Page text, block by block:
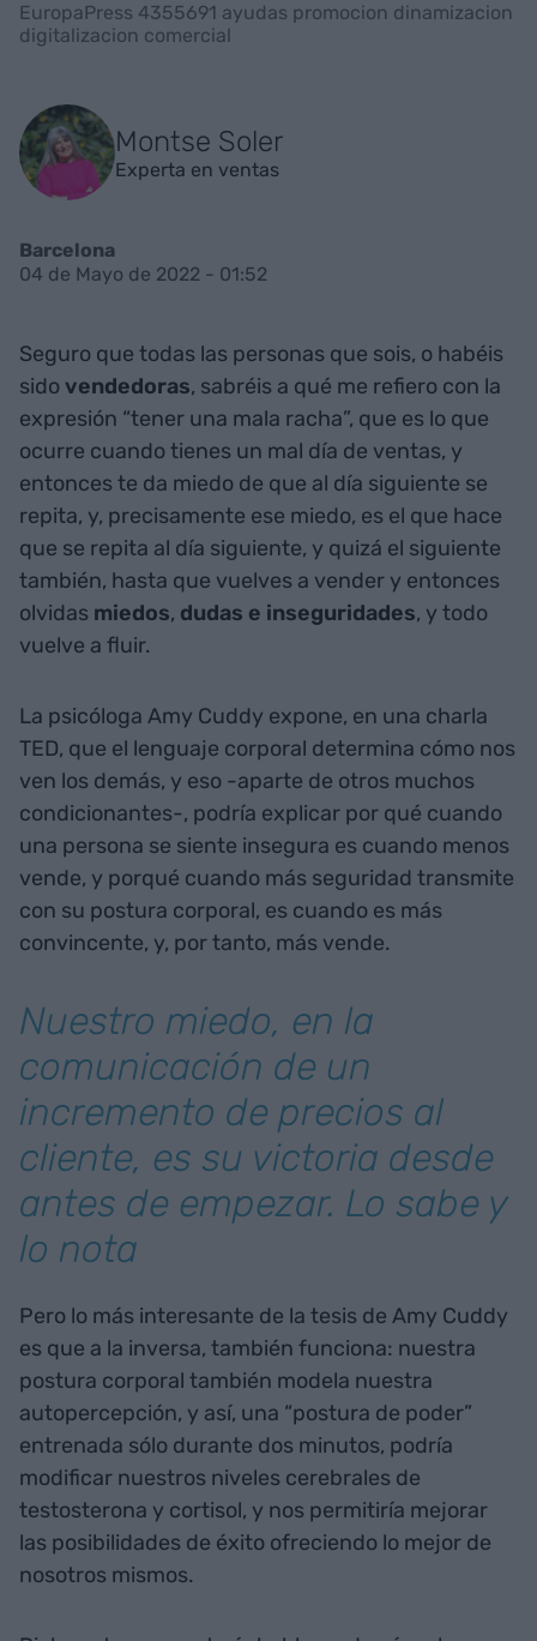
EuropaPress 4355691 ayudas promocion dinamizacion
digitalizacion comercial
Montse Soler
Experta en ventas
Barcelona
04 de Mayo de 2022 - 01:52
Seguro que todas las personas que sois, o habéis
sidovendedoras, sabréis a qué me refiero con la
expresión “tener una mala racha”, que es lo que
ocurre cuando tienes un mal día de ventas, y
entonces te da miedo de que al día siguiente se
repita, y, precisamente ese miedo, es el que hace
que se repita al día siguiente, y quizá el siguiente
también, hasta que vuelves a vender y entonces
olvidas miedos, dudas e inseguridades, y todo
vuelve a fluir.
La psicóloga Amy Cuddy expone, en una charla
TED, que el lenguaje corporal determina cómo nos
ven los demás, y eso -aparte de otros muchos
condicionantes-, podría explicar por qué cuando
una persona se siente insegura es cuando menos
vende, y porqué cuando más seguridad transmite
con su postura corporal, es cuando es más
convincente, y, por tanto, más vende.
Nuestro miedo, en la
comunicación de un
incremento de precios al
cliente, es su victoria desde
antes de empezar. Lo sabe y
lo nota
Pero lo más interesante de la tesis de Amy Cuddy
es que a la inversa, también funciona: nuestra
postura corporal también modela nuestra
autopercepción, y así, una “postura de poder”
entrenada sólo durante dos minutos, podría
modificar nuestros niveles cerebrales de
testosterona y cortisol, y nos permitiría mejorar
las posibilidades de éxito ofreciendo lo mejor de
nosotros mismos.